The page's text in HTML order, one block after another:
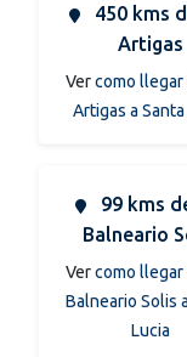
450 kms
Artigas
Vercomo llegar
Artigas a Santa
99 kms
Balneario
Vercomo llegar
Balneario Solis
Lucia